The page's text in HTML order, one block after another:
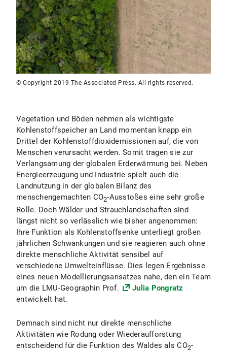
© Copyright 2019 The Associated Press. All rights reserved.
Vegetation und Böden nehmen als wichtigste
Kohlenstoffspeicher an Land momentan knapp ein
Drittel der Kohlenstoffdioxidemissionen auf, die von
Menschen verursacht werden. Somit tragen sie zur
Verlangsamung der globalen Erderwärmung bei. Neben
Energieerzeugung und Industrie spielt auch die
Landnutzung in der globalen Bilanz des
menschengemachten CO2-Ausstoßes eine sehr große
Rolle. Doch Wälder und Strauchlandschaften sind
längst nicht so verlässlich wie bisher angenommen:
Ihre Funktion als Kohlenstoffsenke unterliegt großen
jährlichen Schwankungen und sie reagieren auch ohne
direkte menschliche Aktivität sensibel auf
verschiedene Umwelteinflüsse. Dies legen Ergebnisse
eines neuen Modellierungsansatzes nahe, den ein Team
um die LMU-Geographin Prof.
Julia Pongratz
entwickelt hat.
Demnach sind nicht nur direkte menschliche
Aktivitäten wie Rodung oder Wiederaufforstung
entscheidend für die Funktion des Waldes als CO2-